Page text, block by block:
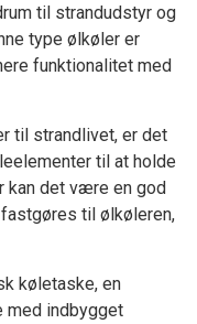
til strandudstyr og
type ølkøler er
funktionalitet med
til strandlivet, er det
til at holde
kan det være en god
til ølkøleren,
køletaske, en
med indbygget